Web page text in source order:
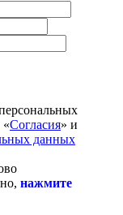
«Согласия» и
данных
нажмите